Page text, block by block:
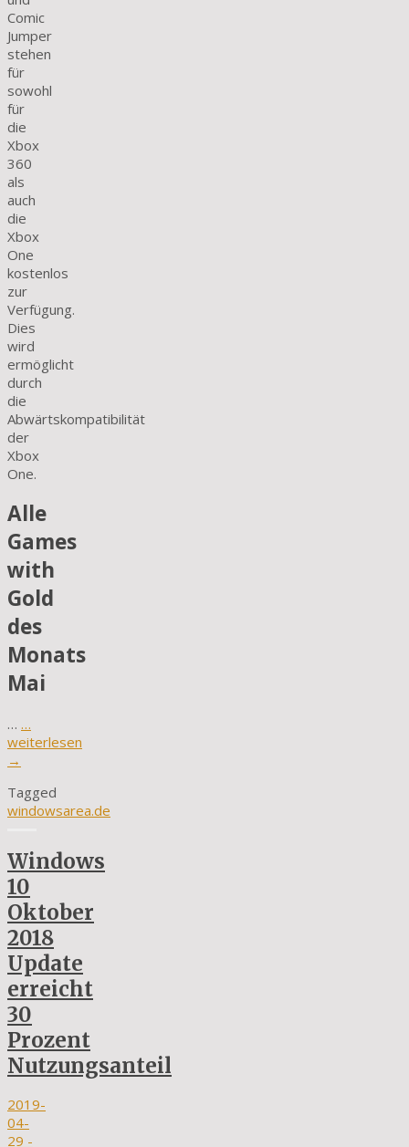
Comic
Jumper
stehen
für
sowohl
für
die
Xbox
360
als
auch
die
Xbox
One
kostenlos
zur
Verfügung.
Dies
wird
ermöglicht
durch
die
Abwärtskompatibilität
der
Xbox
One.
Alle
Games
with
Gold
des
Monats
Mai
… …
weiterlesen
→
Tagged
windowsarea.de
Windows
10
Oktober
2018
Update
erreicht
30
Prozent
Nutzungsanteil
2019-
04-
29 -